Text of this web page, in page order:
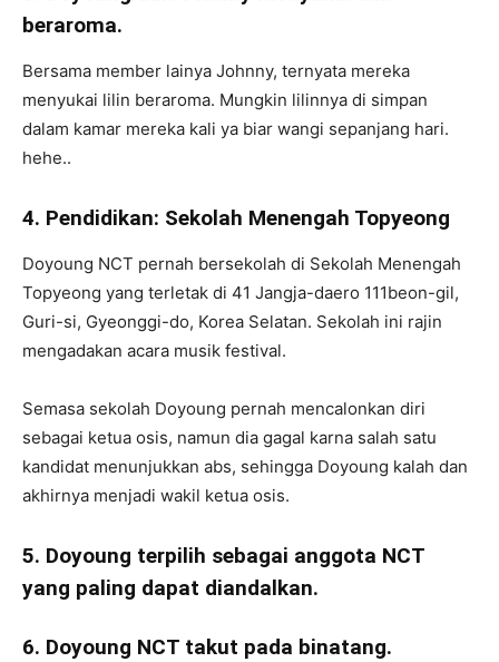
beraroma.
Bersama member lainya Johnny, ternyata mereka
menyukai lilin beraroma. Mungkin lilinnya di simpan
dalam kamar mereka kali ya biar wangi sepanjang hari.
hehe..
4. Pendidikan: Sekolah Menengah Topyeong
Doyoung NCT pernah bersekolah di Sekolah Menengah
Topyeong yang terletak di 41 Jangja-daero 111beon-gil,
Guri-si, Gyeonggi-do, Korea Selatan. Sekolah ini rajin
mengadakan acara musik festival.
Semasa sekolah Doyoung pernah mencalonkan diri
sebagai ketua osis, namun dia gagal karna salah satu
kandidat menunjukkan abs, sehingga Doyoung kalah dan
akhirnya menjadi wakil ketua osis.
5. Doyoung terpilih sebagai anggota NCT
yang paling dapat diandalkan.
6. Doyoung NCT takut pada binatang.